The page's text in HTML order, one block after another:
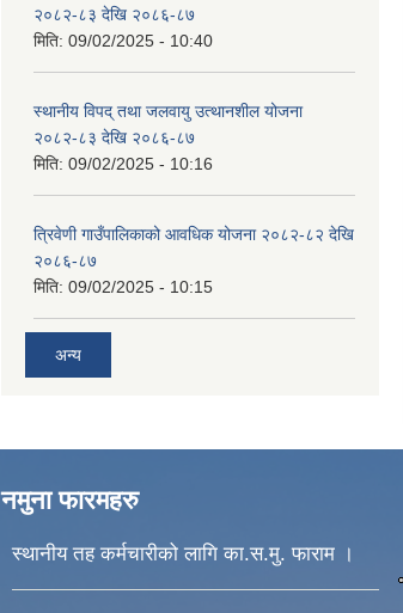
२०८२-८३ देखि २०८६-८७
मिति: 09/02/2025 - 10:40
स्थानीय विपद् तथा जलवायु उत्थानशील योजना
२०८२-८३ देखि २०८६-८७
मिति: 09/02/2025 - 10:16
त्रिवेणी गाउँपालिकाको आवधिक योजना २०८२-८२ देखि
२०८६-८७
मिति: 09/02/2025 - 10:15
अन्य
नमुना फारमहरु
स्थानीय तह कर्मचारीको लागि का.स.मु. फाराम ।